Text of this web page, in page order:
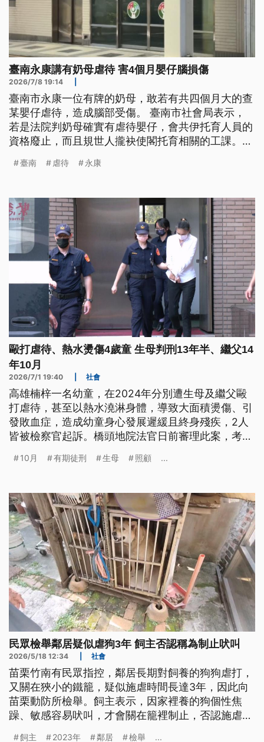
臺南永康講有奶母虐待 害4個月嬰仔腦損傷
2026/7/8 19:14
臺南市永康一位有牌的奶母，敢若有共四個月大的查
某嬰仔虐待，造成腦部受傷。 臺南市社會局表示，
若是法院判奶母確實有虐待嬰仔，會共伊托育人員的
資格廢止，而且規世人攏袂使閣托育相關的工課。
臺南 虐待 永康
毆打虐待、熱水燙傷4歲童 生母判刑13年半、繼父14
年10月
2026/7/1 19:40 社會
高雄楠梓一名幼童，在2024年分別遭生母及繼父毆
打虐待，甚至以熱水澆淋身體，導致大面積燙傷、引
發敗血症，造成幼童身心發展遲緩且終身殘疾，2人
皆被檢察官起訴。橋頭地院法官日前審理此案，考量
傷罪，分別對生母及繼父判處13年6個月及14年10個
10月 有期徒刑 生母 照顧 ...
民眾檢舉鄰居疑似虐狗3年 飼主否認稱為制止吠叫
2026/5/18 12:34 社會
苗栗竹南有民眾指控，鄰居長期對飼養的狗狗虐打，
又關在狹小的鐵籠，疑似施虐時間長達3年，因此向
苗栗動防所檢舉。飼主表示，因家裡養的狗個性焦
躁、敏感容易吠叫，才會關在籠裡制止，否認施虐。
飼主 2023年 鄰居 檢舉 ...